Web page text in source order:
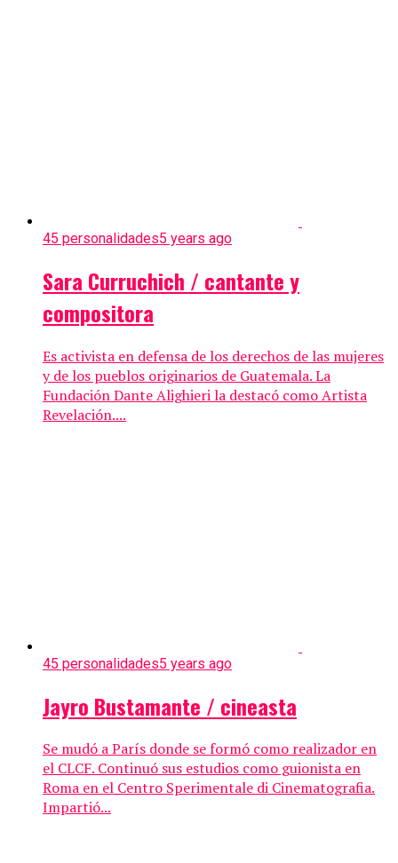
45 personalidades5 years ago
Sara Curruchich / cantante y
compositora
Es activista en defensa de los derechos de las mujeres
y de los pueblos originarios de Guatemala. La
Fundación Dante Alighieri la destacó como Artista
Revelación....
45 personalidades5 years ago
Jayro Bustamante / cineasta
Se mudó a París donde se formó como realizador en
el CLCF. Continuó sus estudios como guionista en
Roma en el Centro Sperimentale di Cinematografia.
Impartió...